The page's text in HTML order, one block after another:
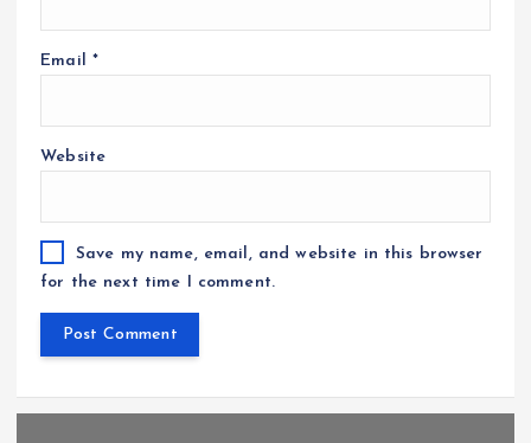
Email *
Website
Save my name, email, and website in this browser
for the next time I comment.